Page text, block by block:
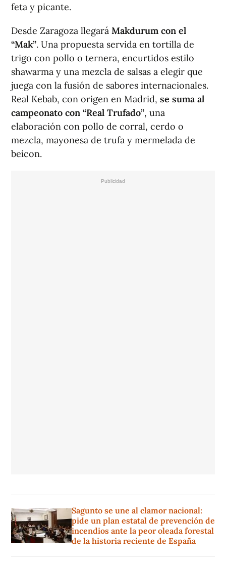
feta y picante.
Desde Zaragoza llegará Makdurum con el
“Mak”. Una propuesta servida en tortilla de
trigo con pollo o ternera, encurtidos estilo
shawarma y una mezcla de salsas a elegir que
juega con la fusión de sabores internacionales.
Real Kebab, con origen en Madrid, se suma al
campeonato con “Real Trufado”, una
elaboración con pollo de corral, cerdo o
mezcla, mayonesa de trufa y mermelada de
beicon.
Sagunto se une al clamor nacional:
pide un plan estatal de prevención de
incendios ante la peor oleada forestal
de la historia reciente de España